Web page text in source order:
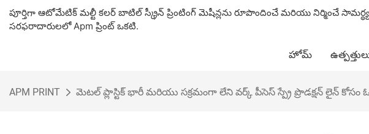
పూర్తిగా ఆటోమేటిక్ మల్టీ కలర్ బాటిల్ స్క్రీన్ ప్రింటింగ్ మెషీన్లను రూపొందించే మరియు నిర్మించే
సరఫరాదారులలో Apm ప్రింట్ ఒకటి.
హోమ్
APM PRINT మెటల్ ప్లాస్టిక్ భారీ మరియు సక్రమంగా లేని వర్క్ పీసెస్ స్ప్రే ప్రొడక్షన్ లైన్